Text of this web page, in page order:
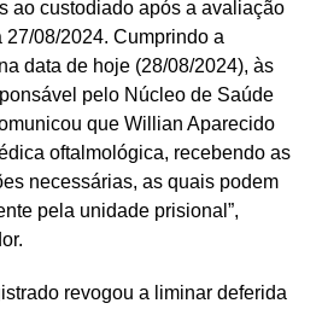
ao custodiado após a avaliação
08/2024. Cumprindo a
data de hoje (28/08/2024), às
pelo Núcleo de Saúde
que Willian Aparecido
oftalmológica, recebendo as
necessárias, as quais podem
pela unidade prisional”,
revogou a liminar deferida